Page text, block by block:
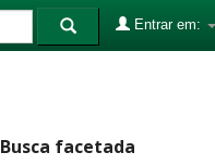
Entrar em:
Busca facetada